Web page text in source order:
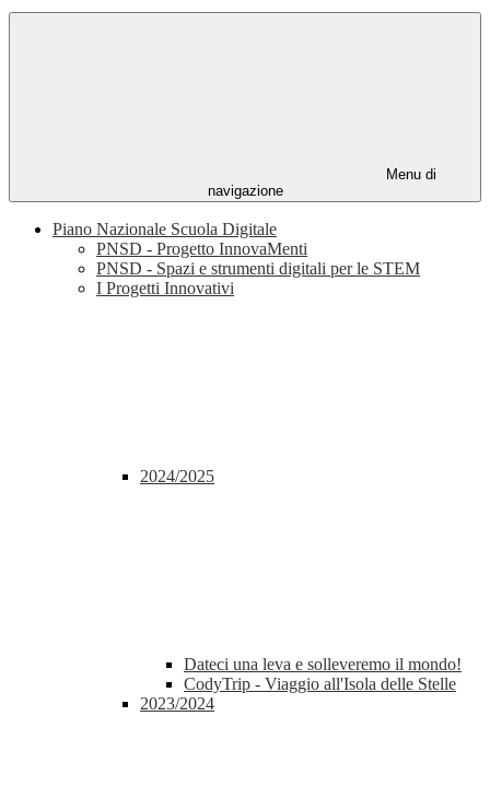
Menu di
navigazione
Piano Nazionale Scuola Digitale
PNSD - Progetto InnovaMenti
PNSD - Spazi e strumenti digitali per le STEM
I Progetti Innovativi
2024/2025
Dateci una leva e solleveremo il mondo!
CodyTrip - Viaggio all'Isola delle Stelle
2023/2024